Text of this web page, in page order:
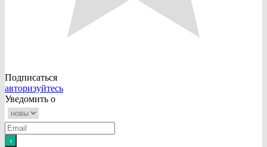
Подписаться
авторизуйтесь
Уведомить о